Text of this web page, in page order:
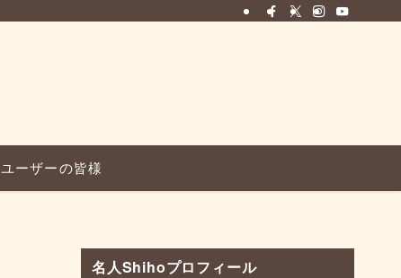
ユーザーの皆様
名人Shihoプロフィール